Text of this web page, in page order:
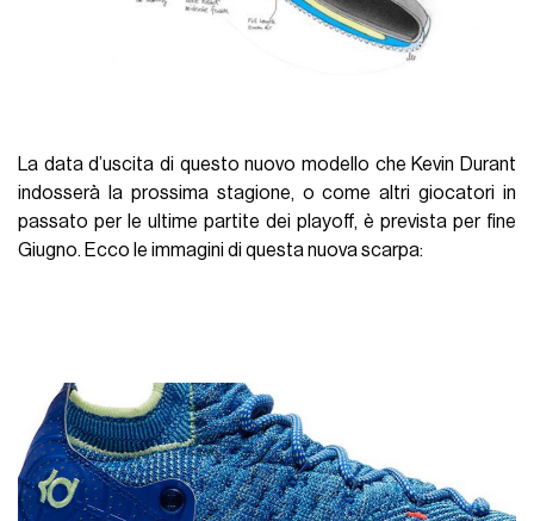
La data d’uscita di questo nuovo modello che Kevin Durant
indosserà la prossima stagione, o come altri giocatori in
passato per le ultime partite dei playoff, è prevista per fine
Giugno. Ecco le immagini di questa nuova scarpa: